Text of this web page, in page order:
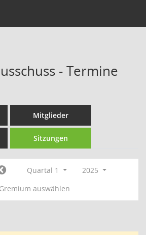
- Termine
Mitglieder
Sitzungen
Quartal 1
2025
Gremium auswählen